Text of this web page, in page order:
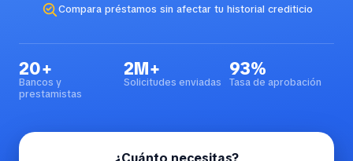
Compara préstamos sin afectar tu historial crediticio
20+
Bancos y
prestamistas
2M+
Solicitudes enviadas
93%
Tasa de aprobación